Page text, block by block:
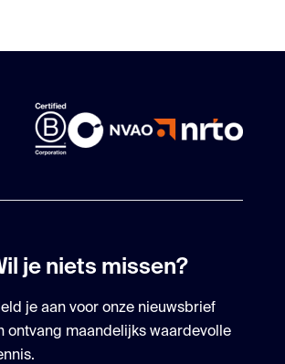
je niets missen?
je aan voor onze nieuwsbrief
ontvang maandelijks waardevolle